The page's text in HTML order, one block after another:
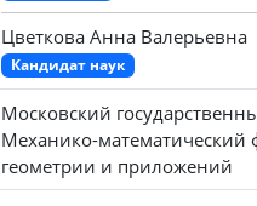
Цветкова Анна Валерьевна
Кандидат наук
Московский
Механико-математический
геометрии и приложений